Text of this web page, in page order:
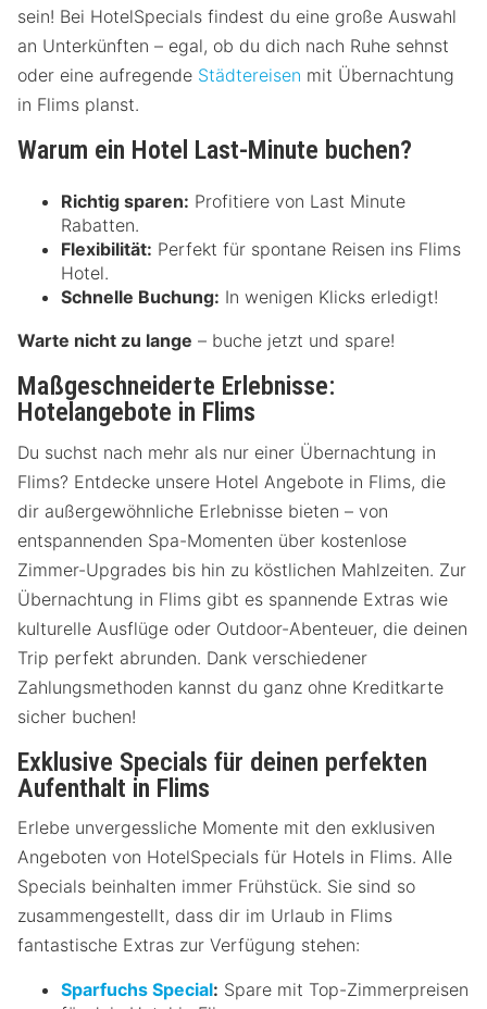
sein! Bei HotelSpecials findest du eine große Auswahl
an Unterkünften – egal, ob du dich nach Ruhe sehnst
oder eine aufregende Städtereisen mit Übernachtung
in Flims planst.
Warum ein Hotel Last-Minute buchen?
Richtig sparen: Profitiere von Last Minute
Rabatten.
Flexibilität: Perfekt für spontane Reisen ins Flims
Hotel.
Schnelle Buchung: In wenigen Klicks erledigt!
Warte nicht zu lange – buche jetzt und spare!
Maßgeschneiderte Erlebnisse:
Hotelangebote in Flims
Du suchst nach mehr als nur einer Übernachtung in
Flims? Entdecke unsere Hotel Angebote in Flims, die
dir außergewöhnliche Erlebnisse bieten – von
entspannenden Spa-Momenten über kostenlose
Zimmer-Upgrades bis hin zu köstlichen Mahlzeiten. Zur
Übernachtung in Flims gibt es spannende Extras wie
kulturelle Ausflüge oder Outdoor-Abenteuer, die deinen
Trip perfekt abrunden. Dank verschiedener
Zahlungsmethoden kannst du ganz ohne Kreditkarte
sicher buchen!
Exklusive Specials für deinen perfekten
Aufenthalt in Flims
Erlebe unvergessliche Momente mit den exklusiven
Angeboten von HotelSpecials für Hotels in Flims. Alle
Specials beinhalten immer Frühstück. Sie sind so
zusammengestellt, dass dir im Urlaub in Flims
fantastische Extras zur Verfügung stehen:
Sparfuchs Special: Spare mit Top-Zimmerpreisen